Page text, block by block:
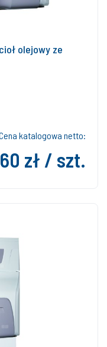
olejowy ze
katalogowa netto:
zł / szt.